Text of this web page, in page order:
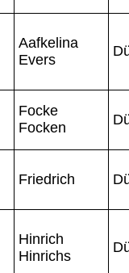
Aafkelina
Evers
Focke
Focken
Friedrich
Hinrich
Hinrichs